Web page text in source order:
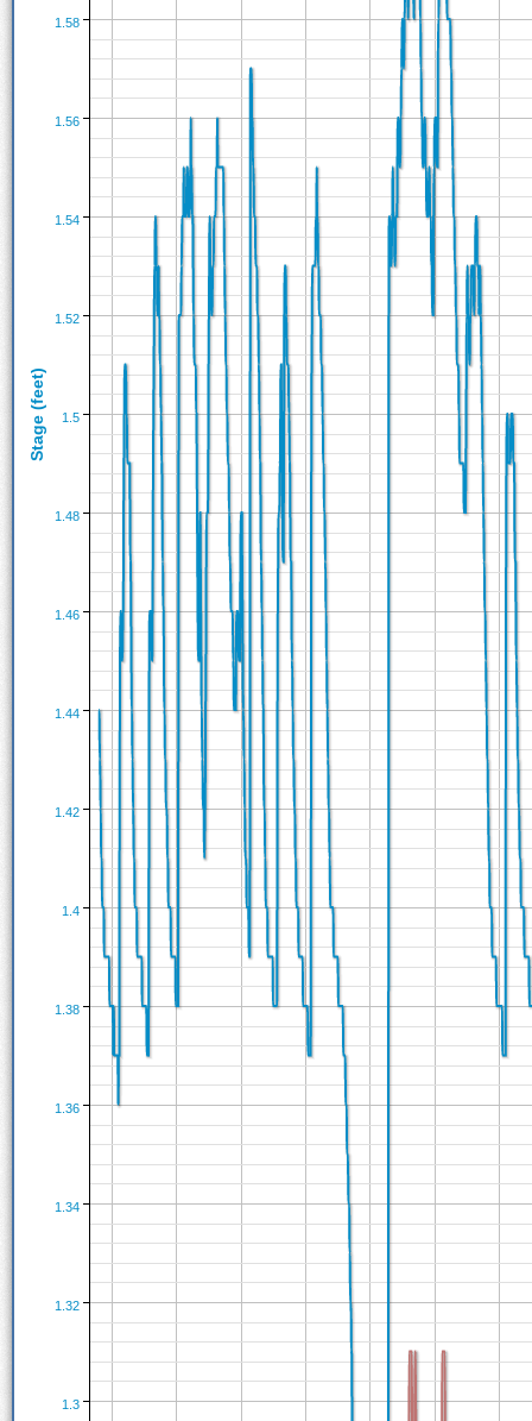
1.3
1.4
1.5
1.32
1.34
1.36
1.38
1.42
1.44
1.46
1.48
1.52
1.54
1.56
1.58
Stage (feet)